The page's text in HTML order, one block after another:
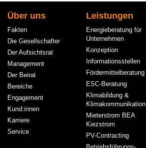
Hauptnavigation
Über uns
Fakten
Die Gesellschafter
Der Aufsichtsrat
Management
Der Beirat
Bereiche
Engagement
Kund:innen
Karriere
Service
Leistungen
Energieberatung für
Unternehmen
Konzeption
Informationsstellen
Fördermittelberatung
ESC-Beratung
Klimabildung &
Klimakommunikation
Mieterstrom BEA
Kiezstrom
PV-Contracting
Betriebsführungs-